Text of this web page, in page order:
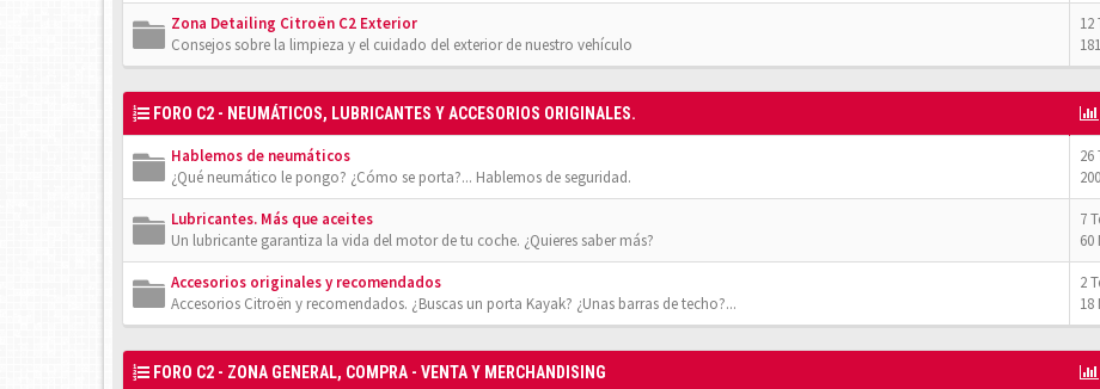
Zona Detailing Citroën C2 Exterior
Consejos sobre la limpieza y el cuidado del exterior de nuestro vehículo
12
FORO C2 - NEUMÁTICOS, LUBRICANTES Y ACCESORIOS ORIGINALES.
Hablemos de neumáticos
¿Qué neumático le pongo? ¿Cómo se porta?... Hablemos de seguridad.
26
Lubricantes. Más que aceites
Un lubricante garantiza la vida del motor de tu coche. ¿Quieres saber más?
7
60
Accesorios originales y recomendados
Accesorios Citroën y recomendados. ¿Buscas un porta Kayak? ¿Unas barras de techo?...
2
18
FORO C2 - ZONA GENERAL, COMPRA - VENTA Y MERCHANDISING